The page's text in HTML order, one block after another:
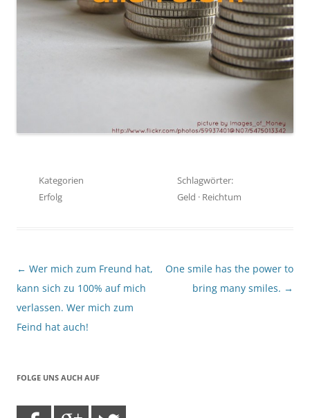
Kategorien
Erfolg
Schlagwörter:
Geld · Reichtum
Beitragsnavigation
← Wer mich zum Freund hat,
kann sich zu 100% auf mich
verlassen. Wer mich zum
Feind hat auch!
One smile has the power to
bring many smiles. →
FOLGE UNS AUCH AUF